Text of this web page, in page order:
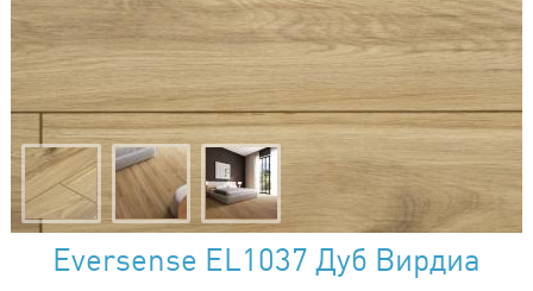
Eversense EL1037 Дуб Вирдиа